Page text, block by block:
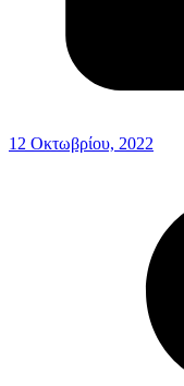
12 Οκτωβρίου, 2022